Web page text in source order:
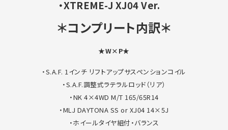
・XTREME-J XJ04 Ver.
＊コンプリート内訳＊
★W×P★
・S.A.F. 1インチ リフトアップサスペンションコイル
・S.A.F.調整式ラテラルロッド（リア）
・NK 4×4WD M/T 165/65R14
・MLJ DAYTONA SS or XJ04 14×5J
・ホイールタイヤ組付・バランス